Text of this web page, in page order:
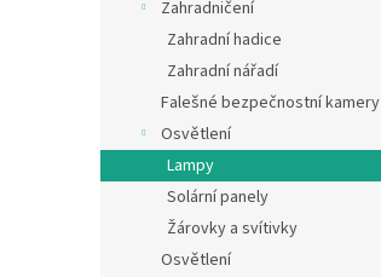
Zahradničení
Zahradní hadice
Zahradní nářadí
Falešné bezpečnostní kamery
Osvětlení
Lampy
Solární panely
Žárovky a svítivky
Osvětlení